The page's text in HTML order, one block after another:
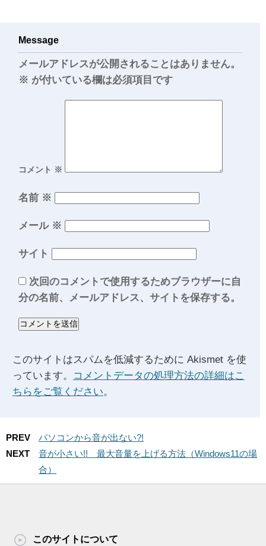
Message
メールアドレスが公開されることはありません。
※ が付いている欄は必須項目です
コメント ※
名前 ※
メール ※
サイト
次回のコメントで使用するためブラウザーに自
分の名前、メールアドレス、サイトを保存する。
このサイトはスパムを低減するために Akismet を使
っています。
コメントデータの処理方法の詳細はこ
ちらをご覧ください。
PREV
パソコンから音が出ない?!
NEXT
音が小さい!! 最大音量を上げる方法（Windows11の場
合）
このサイトについて